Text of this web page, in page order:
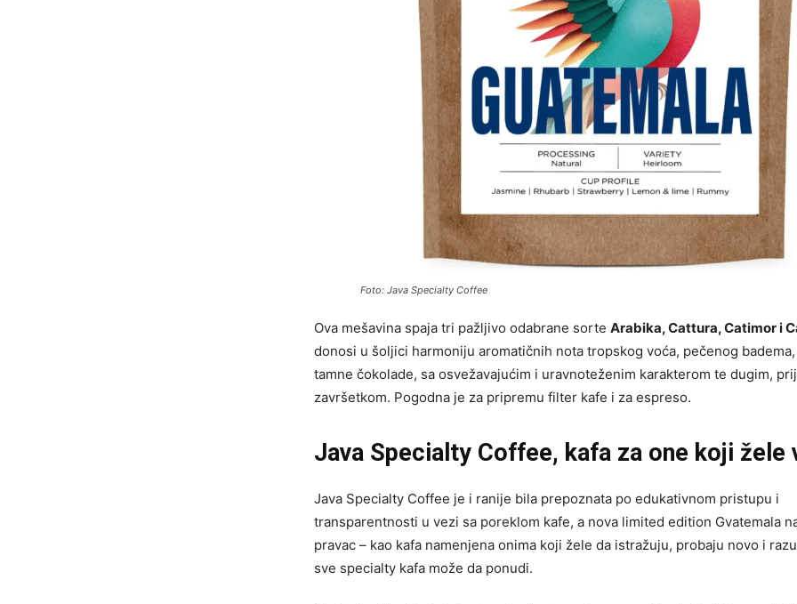
Foto: Java Specialty Coffee
Ova mešavina spaja tri pažljivo odabrane sorte Arabika, Cattura, Catimor i
donosi u šoljici harmoniju aromatičnih nota tropskog voća, pečenog
tamne čokolade, sa osvežavajućim i uravnoteženim karakterom te dugim,
završetkom. Pogodna je za pripremu filter kafe i za espreso.
Java Specialty Coffee, kafa za one koji žele
Java Specialty Coffee je i ranije bila prepoznata po edukativnom pristupu i
transparentnosti u vezi sa poreklom kafe, a nova limited edition Gvatemala
pravac – kao kafa namenjena onima koji žele da istražuju, probaju novo i
sve specialty kafa može da ponudi.